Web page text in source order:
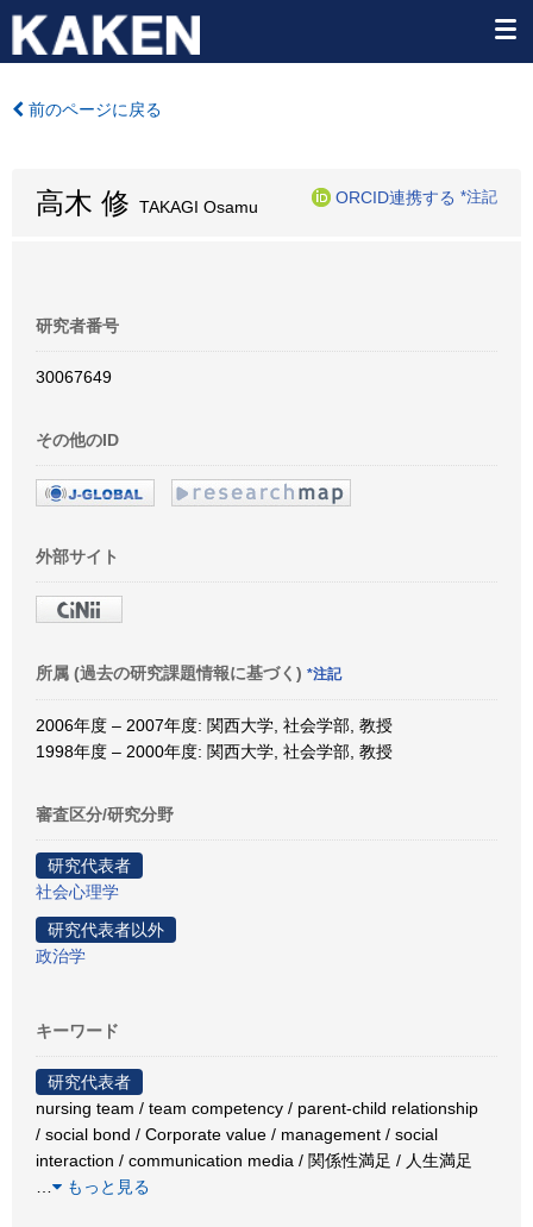
前のページに戻る
高木 修 TAKAGI Osamu
ORCID連携する *注記
研究者番号
30067649
その他のID
外部サイト
所属 (過去の研究課題情報に基づく) *注記
2006年度 – 2007年度: 関西大学, 社会学部, 教授
1998年度 – 2000年度: 関西大学, 社会学部, 教授
審査区分/研究分野
研究代表者
社会心理学
研究代表者以外
政治学
キーワード
研究代表者
nursing team / team competency / parent-child relationship
/ social bond / Corporate value / management / social
interaction / communication media / 関係性満足 / 人生満足
もっと見る